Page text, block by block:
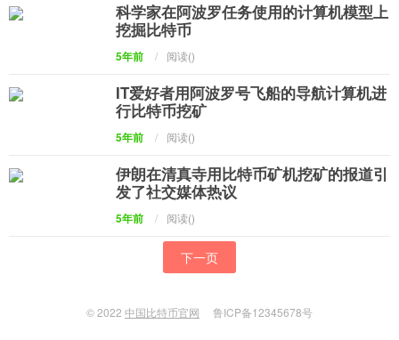
科学家在阿波罗任务使用的计算机模型上
挖掘比特币
5年前 / 阅读()
IT爱好者用阿波罗号飞船的导航计算机进
行比特币挖矿
5年前 / 阅读()
伊朗在清真寺用比特币矿机挖矿的报道引
发了社交媒体热议
5年前 / 阅读()
下一页
© 2022 中国比特币官网 鲁ICP备12345678号